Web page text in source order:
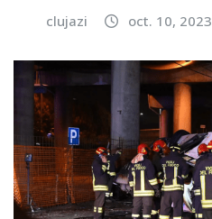
clujazi oct. 10, 2023